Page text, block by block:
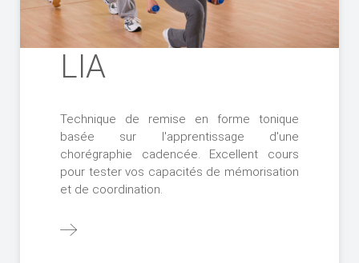
LIA
Technique de remise en forme tonique
basée sur l'apprentissage d'une
chorégraphie cadencée. Excellent cours
pour tester vos capacités de mémorisation
et de coordination.